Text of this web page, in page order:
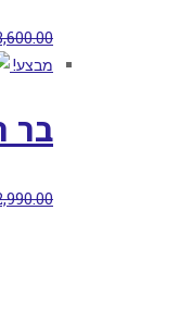
מבצע!
בר